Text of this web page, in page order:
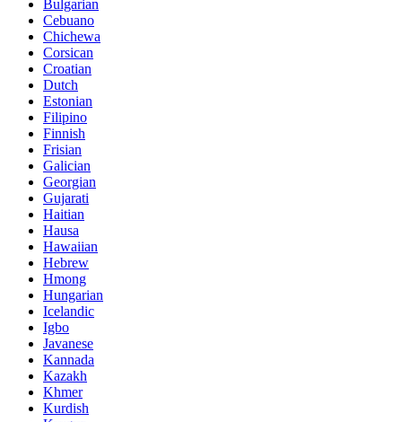
Bulgarian
Cebuano
Chichewa
Corsican
Croatian
Dutch
Estonian
Filipino
Finnish
Frisian
Galician
Georgian
Gujarati
Haitian
Hausa
Hawaiian
Hebrew
Hmong
Hungarian
Icelandic
Igbo
Javanese
Kannada
Kazakh
Khmer
Kurdish